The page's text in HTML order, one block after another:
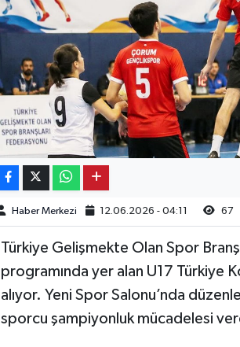
Haber Merkezi 12.06.2026 - 04:11 67
Türkiye Gelişmekte Olan Spor
programında yer alan U17 Türkiye
alıyor. Yeni Spor Salonu’nda
sporcu şampiyonluk mücadelesi